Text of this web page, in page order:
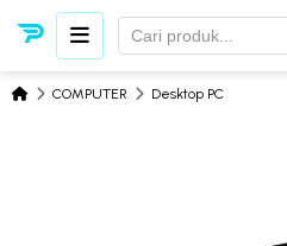
COMPUTER Desktop PC